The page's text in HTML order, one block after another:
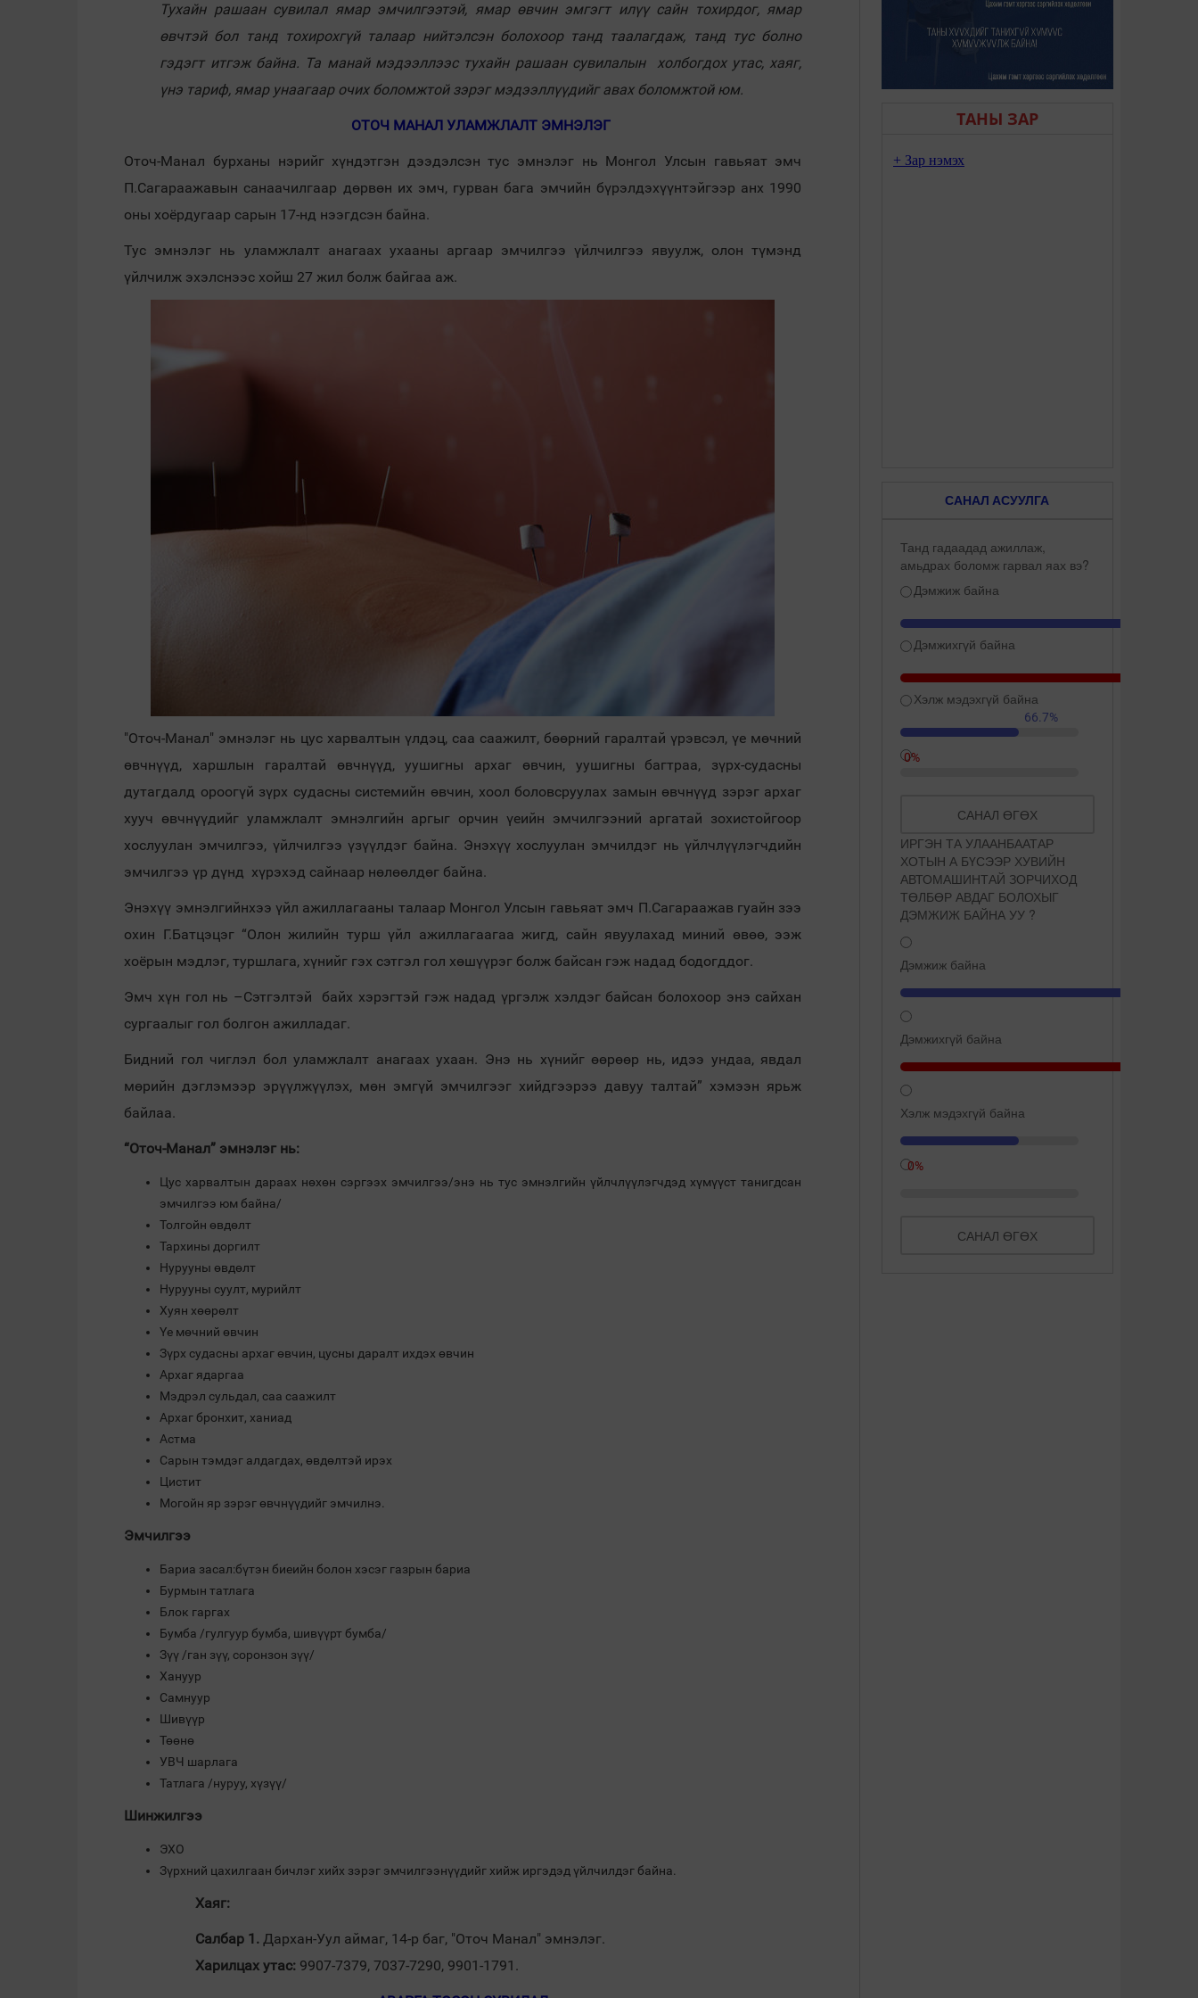
Тухайн рашаан сувилал ямар эмчилгээтэй, ямар өвчин эмгэгт илүү сайн тохирдог, ямар
өвчтэй бол танд тохирохгүй талаар нийтэлсэн болохоор танд таалагдаж, танд тус болно
гэдэгт итгэж байна. Та манай мэдээллээс тухайн рашаан сувилалын холбогдох утас, хаяг,
үнэ тариф, ямар унаагаар очих боломжтой зэрэг мэдээллүүдийг авах боломжтой юм.
ОТОЧ МАНАЛ УЛАМЖЛАЛТ ЭМНЭЛЭГ
Оточ-Манал бурханы нэрийг хүндэтгэн дээдэлсэн тус эмнэлэг нь Монгол Улсын гавьяат эмч
П.Сагараажавын санаачилгаар дөрвөн их эмч, гурван бага эмчийн бүрэлдэхүүнтэйгээр анх 1990
оны хоёрдугаар сарын 17-нд нээгдсэн байна.
Тус эмнэлэг нь уламжлалт анагаах ухааны аргаар эмчилгээ үйлчилгээ явуулж, олон түмэнд
үйлчилж эхэлснээс хойш 27 жил болж байгаа аж.
"Оточ-Манал" эмнэлэг нь цус харвалтын үлдэц, саа саажилт, бөөрний гаралтай үрэвсэл, үе мөчний
өвчнүүд, харшлын гаралтай өвчнүүд, уушигны архаг өвчин, уушигны багтраа, зүрх-судасны
дутагдалд ороогүй зүрх судасны системийн өвчин, хоол боловсруулах замын өвчнүүд зэрэг архаг
хууч өвчнүүдийг уламжлалт эмнэлгийн аргыг орчин үеийн эмчилгээний аргатай зохистойгоор
хослуулан эмчилгээ, үйлчилгээ үзүүлдэг байна. Энэхүү хослуулан эмчилдэг нь үйлчлүүлэгчдийн
эмчилгээ үр дүнд хүрэхэд сайнаар нөлөөлдөг байна.
Энэхүү эмнэлгийнхээ үйл ажиллагааны талаар Монгол Улсын гавьяат эмч П.Сагараажав гуайн зээ
охин Г.Батцэцэг “Олон жилийн турш үйл ажиллагаагаа жигд, сайн явуулахад миний өвөө, ээж
хоёрын мэдлэг, туршлага, хүнийг гэх сэтгэл гол хөшүүрэг болж байсан гэж надад бодогддог.
Эмч хүн гол нь –Сэтгэлтэй байх хэрэгтэй гэж надад үргэлж хэлдэг байсан болохоор энэ сайхан
сургаалыг гол болгон ажилладаг.
Бидний гол чиглэл бол уламжлалт анагаах ухаан. Энэ нь хүнийг өөрөөр нь, идээ ундаа, явдал
мөрийн дэглэмээр эрүүлжүүлэх, мөн эмгүй эмчилгээг хийдгээрээ давуу талтай” хэмээн ярьж
байлаа.
“Оточ-Манал” эмнэлэг нь:
Цус харвалтын дараах нөхөн сэргээх эмчилгээ/энэ нь тус эмнэлгийн үйлчлүүлэгчдэд хүмүүст танигдсан
эмчилгээ юм байна/
Толгойн өвдөлт
Тархины доргилт
Нурууны өвдөлт
Нурууны суулт, мурийлт
Хуян хөөрөлт
Үе мөчний өвчин
Зүрх судасны архаг өвчин, цусны даралт ихдэх өвчин
Архаг ядаргаа
Мэдрэл сульдал, саа саажилт
Архаг бронхит, ханиад
Астма
Сарын тэмдэг алдагдах, өвдөлтэй ирэх
Цистит
Могойн яр зэрэг өвчнүүдийг эмчилнэ.
Эмчилгээ
Бариа засал:бүтэн биеийн болон хэсэг газрын бариа
Бурмын татлага
Блок гаргах
Бумба /гулгуур бумба, шивүүрт бумба/
Зүү /ган зүү, соронзон зүү/
Хануур
Самнуур
Шивүүр
Төөнө
УВЧ шарлага
Татлага /нуруу, хүзүү/
Шинжилгээ
ЭХО
Зүрхний цахилгаан бичлэг хийх зэрэг эмчилгээнүүдийг хийж иргэдэд үйлчилдэг байна.
Хаяг:
Салбар 1. Дархан-Уул аймаг, 14-р баг, "Оточ Манал" эмнэлэг.
Харилцах утас: 9907-7379, 7037-7290, 9901-1791.
ТАНЫ ЗАР
САНАЛ АСУУЛГА
Танд гадаадад ажиллаж,
амьдрах боломж гарвал яах вэ?
Дэмжиж байна
Дэмжихгүй байна
Хэлж мэдэхгүй байна
66.7%
0%
САНАЛ ӨГӨХ
ИРГЭН ТА УЛААНБААТАР
ХОТЫН А БҮСЭЭР ХУВИЙН
АВТОМАШИНТАЙ ЗОРЧИХОД
ТӨЛБӨР АВДАГ БОЛОХЫГ
ДЭМЖИЖ БАЙНА УУ ?
Дэмжиж байна
Дэмжихгүй байна
Хэлж мэдэхгүй байна
0%
САНАЛ ӨГӨХ